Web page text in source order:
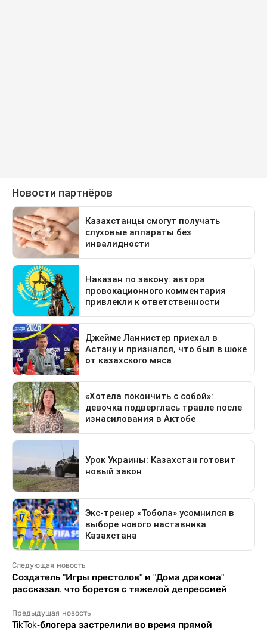
Следующая новость
Создатель "Игры престолов" и "Дома дракона"
рассказал, что борется с тяжелой депрессией
Предыдущая новость
TikTok-блогера застрелили во время прямой